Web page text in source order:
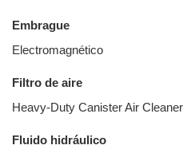
Embrague
Electromagnético
Filtro de aire
Heavy-Duty Canister Air Cleaner
Fluido hidráulico